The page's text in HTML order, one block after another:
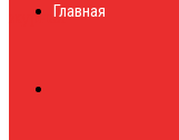
журналГлавная